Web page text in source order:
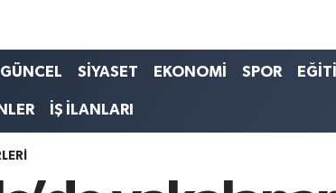
GÜNCEL SİYASET EKONOMİ SPOR
İŞ İLANLARI